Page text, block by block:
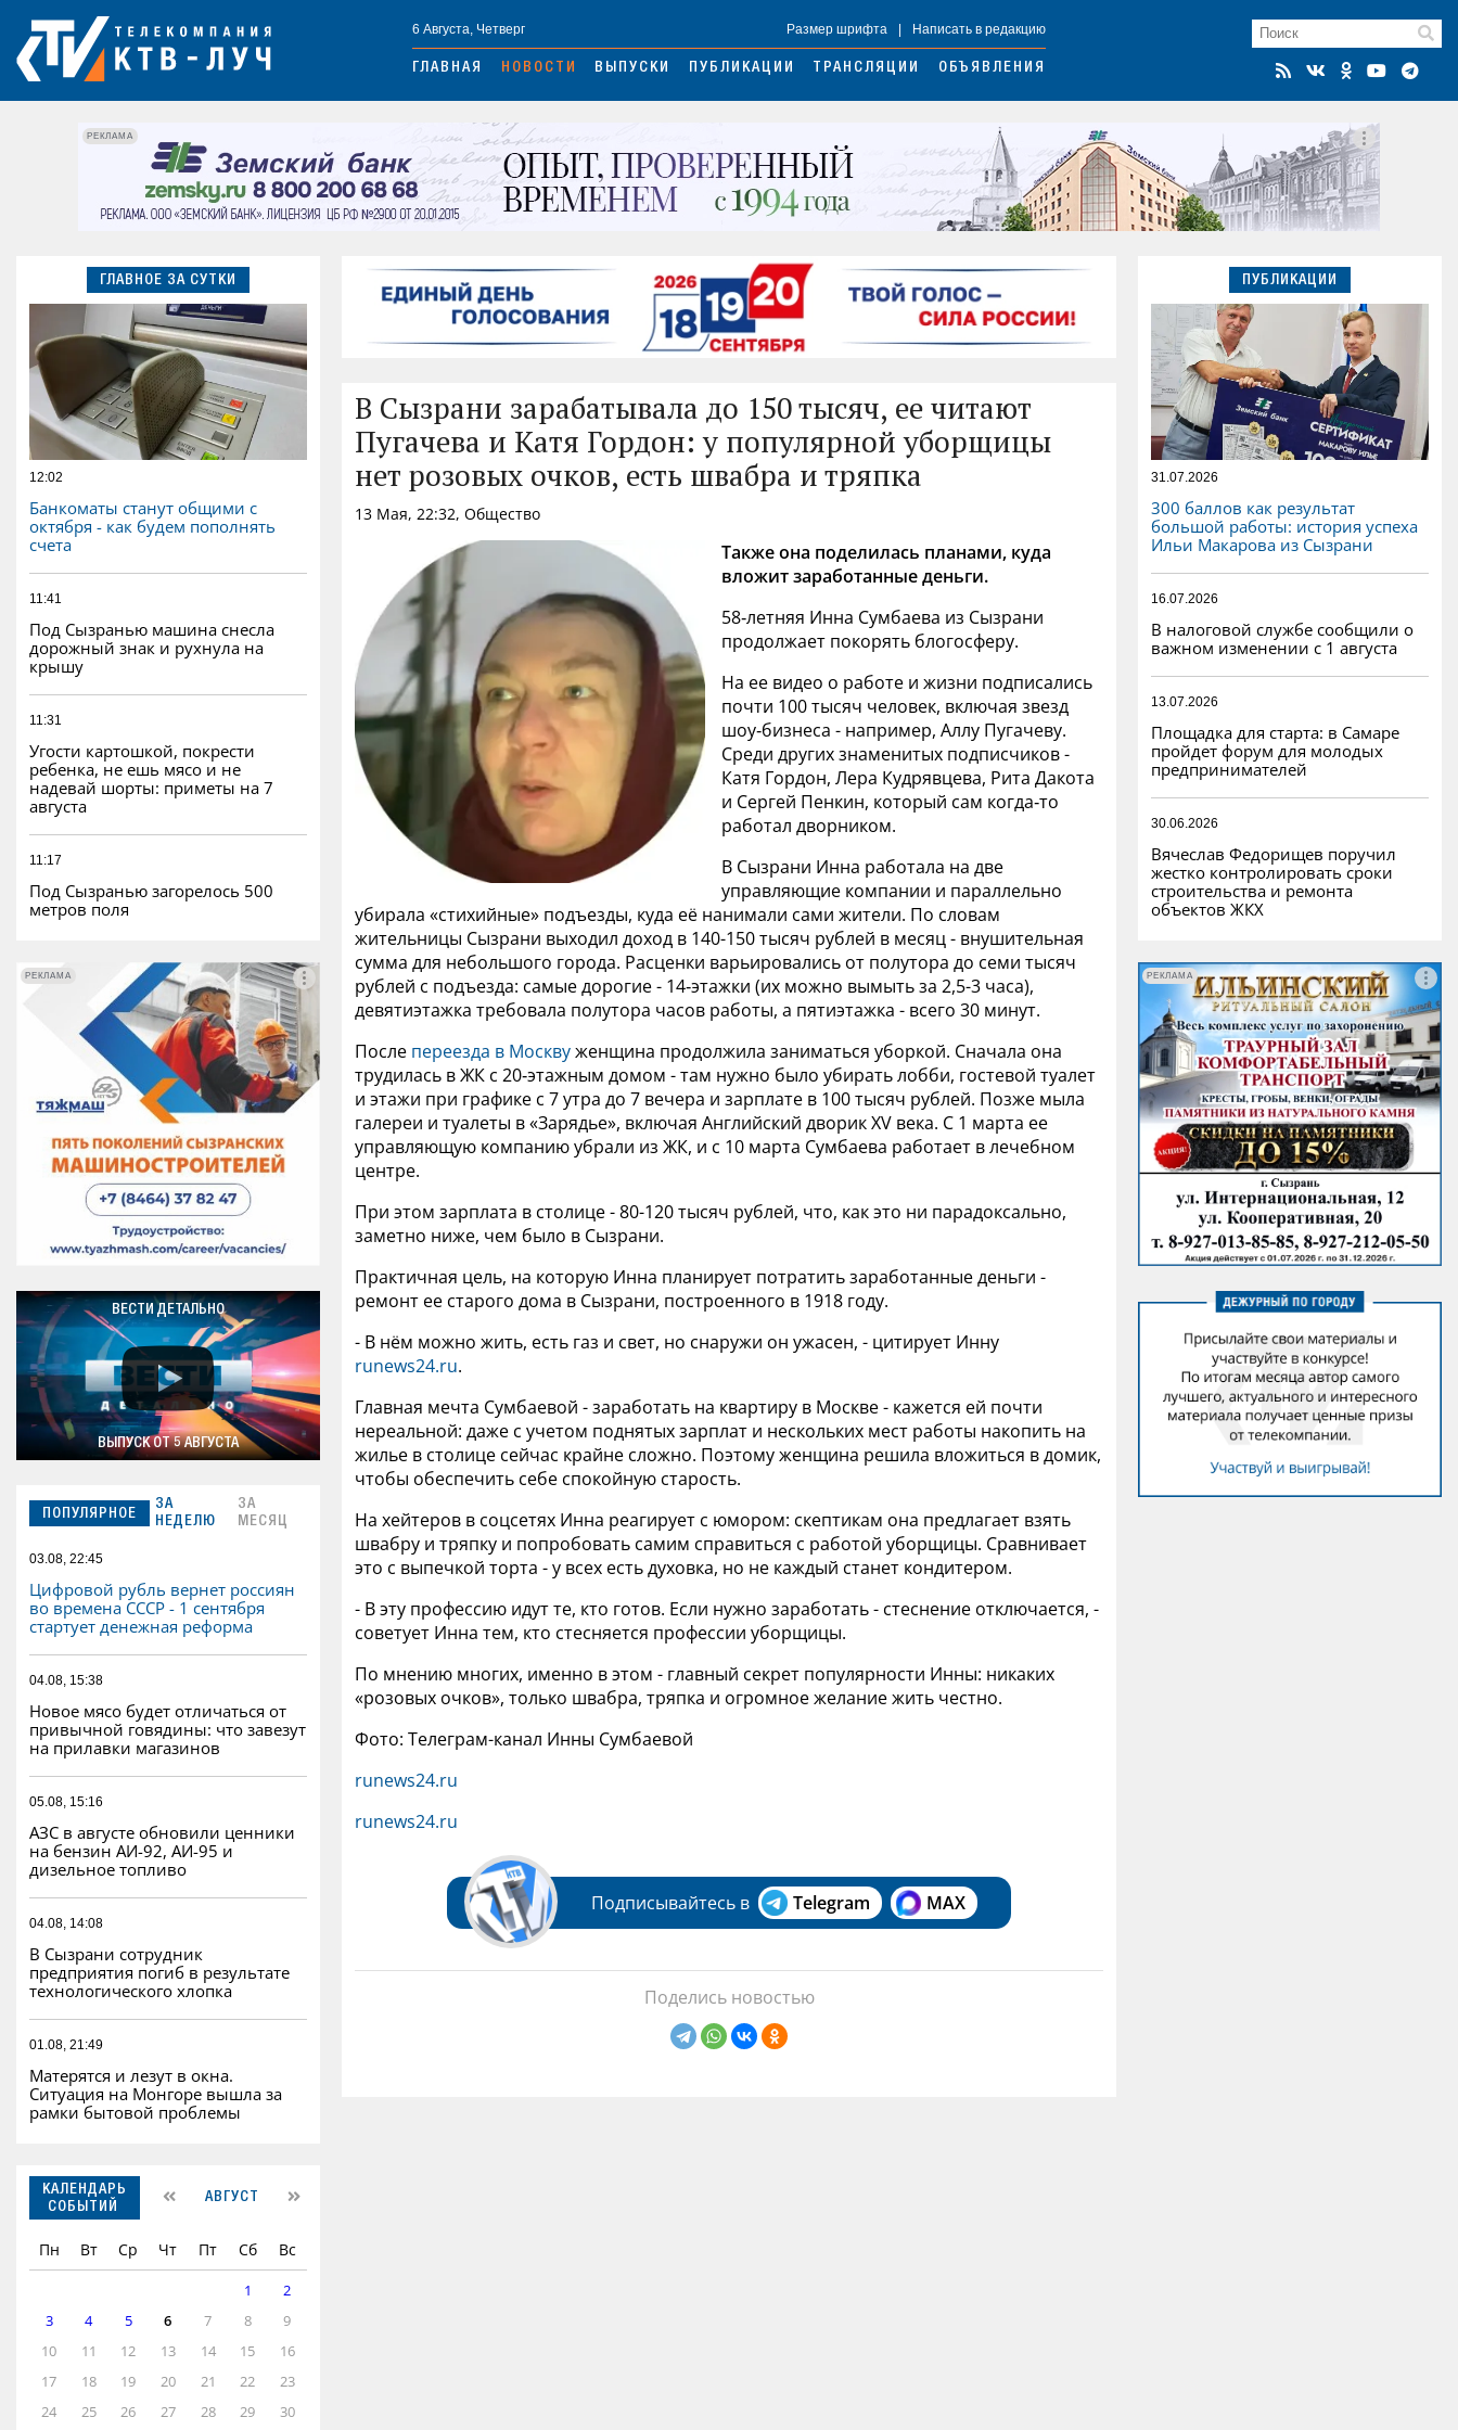
6 Августа, Четверг Размер шрифта Написать в редакцию
ГЛАВНАЯ НОВОСТИ ВЫПУСКИ ПУБЛИКАЦИИ ТРАНСЛЯЦИИ ОБЪЯВЛЕНИЯ
РЕКЛАМА
ГЛАВНОЕ ЗА СУТКИ
12:02
Банкоматы станут общими с
октября - как будем пополнять
счета
11:41
Под Сызранью машина снесла
дорожный знак и рухнула на
крышу
11:31
Угости картошкой, покрести
ребенка, не ешь мясо и не
надевай шорты: приметы на 7
августа
11:17
Под Сызранью загорелось 500
метров поля
РЕКЛАМА РЕКЛАМА
ВЕСТИ ДЕТАЛЬНО
ВЫПУСК ОТ 5 АВГУСТА
ПОПУЛЯРНОЕ
ЗА
НЕДЕЛЮ
ЗА
МЕСЯЦ
03.08, 22:45
Цифровой рубль вернет россиян
во времена СССР - 1 сентября
стартует денежная реформа
04.08, 15:38
Новое мясо будет отличаться от
привычной говядины: что завезут
на прилавки магазинов
05.08, 15:16
АЗС в августе обновили ценники
на бензин АИ-92, АИ-95 и
дизельное топливо
04.08, 14:08
В Сызрани сотрудник
предприятия погиб в результате
технологического хлопка
01.08, 21:49
Матерятся и лезут в окна.
Ситуация на Монгоре вышла за
рамки бытовой проблемы
КАЛЕНДАРЬ
СОБЫТИЙ
АВГУСТ
Пн Вт Ср Чт Пт Сб Вс
1
2
3
4 5 6 7 8
9
10
11 12 13 14 15
16
17
18 19 20 21 22
23
24
25 26 27 28 29 30
В Сызрани зарабатывала до 150 тысяч, ее читают
Пугачева и Катя Гордон: у популярной уборщицы
нет розовых очков, есть швабра и тряпка
13 Мая, 22:32, Общество
Также она поделилась планами, куда
вложит заработанные деньги.
58‑летняя Инна Сумбаева из Сызрани
продолжает покорять блогосферу.
На ее видео о работе и жизни подписались
почти 100 тысяч человек, включая звезд
шоу‑бизнеса - например, Аллу Пугачеву.
Среди других знаменитых подписчиков -
Катя Гордон, Лера Кудрявцева, Рита Дакота
и Сергей Пенкин, который сам когда‑то
работал дворником.
В Сызрани Инна работала на две
управляющие компании и параллельно
убирала «стихийные» подъезды, куда её нанимали сами жители. По словам
жительницы Сызрани выходил доход в 140-150 тысяч рублей в месяц - внушительная
сумма для небольшого города. Расценки варьировались от полутора до семи тысяч
рублей с подъезда: самые дорогие - 14‑этажки (их можно вымыть за 2,5-3 часа),
девятиэтажка требовала полутора часов работы, а пятиэтажка - всего 30 минут.
После переезда в Москвуженщина продолжила заниматься уборкой. Сначала она
трудилась в ЖК с 20‑этажным домом - там нужно было убирать лобби, гостевой туалет
и этажи при графике с 7 утра до 7 вечера и зарплате в 100 тысяч рублей. Позже мыла
галереи и туалеты в «Зарядье», включая Английский дворик XV века. С 1 марта ее
управляющую компанию убрали из ЖК, и с 10 марта Сумбаева работает в лечебном
центре.
При этом зарплата в столице - 80-120 тысяч рублей, что, как это ни парадоксально,
заметно ниже, чем было в Сызрани.
Практичная цель, на которую Инна планирует потратить заработанные деньги -
ремонт ее старого дома в Сызрани, построенного в 1918 году.
- В нём можно жить, есть газ и свет, но снаружи он ужасен, - цитирует Инну
runews24.ru.
Главная мечта Сумбаевой - заработать на квартиру в Москве - кажется ей почти
нереальной: даже с учетом поднятых зарплат и нескольких мест работы накопить на
жилье в столице сейчас крайне сложно. Поэтому женщина решила вложиться в домик,
чтобы обеспечить себе спокойную старость.
На хейтеров в соцсетях Инна реагирует с юмором: скептикам она предлагает взять
швабру и тряпку и попробовать самим справиться с работой уборщицы. Сравнивает
это с выпечкой торта - у всех есть духовка, но не каждый станет кондитером.
- В эту профессию идут те, кто готов. Если нужно заработать - стеснение отключается, -
советует Инна тем, кто стесняется профессии уборщицы.
По мнению многих, именно в этом - главный секрет популярности Инны: никаких
«розовых очков», только швабра, тряпка и огромное желание жить честно.
Фото: Телеграм-канал Инны Сумбаевой
runews24.ru
runews24.ru
Подписывайтесь в Telegram MAX
Поделись новостью
ПУБЛИКАЦИИ
31.07.2026
300 баллов как результат
большой работы: история успеха
Ильи Макарова из Сызрани
16.07.2026
В налоговой службе сообщили о
важном изменении с 1 августа
13.07.2026
Площадка для старта: в Самаре
пройдет форум для молодых
предпринимателей
30.06.2026
Вячеслав Федорищев поручил
жестко контролировать сроки
строительства и ремонта
объектов ЖКХ
РЕКЛАМА